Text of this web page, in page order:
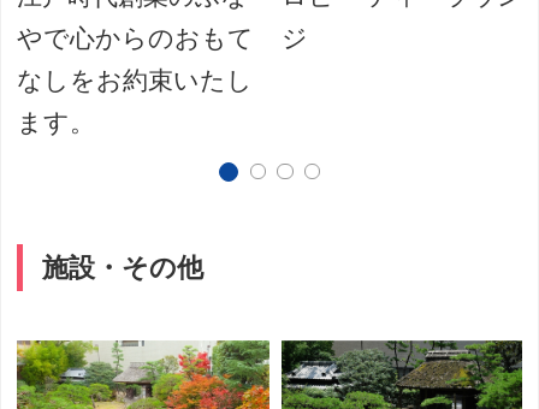
やで心からのおもて
なしをお約束いたし
ます。
ジ
施設・その他